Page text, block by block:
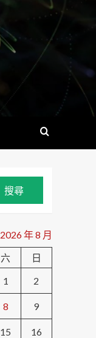
2026 年 8 月
六
日
1
2
8 9
15 16